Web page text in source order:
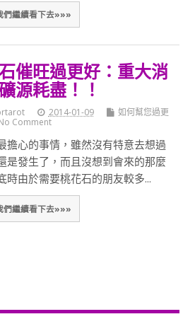
們繼續看下去»»»
催旺過更好：重大消
源耗盡！！
2014-01-09
如何幫您過更
Comment
擔心的事情，雖然沒有特意去想過
是發生了，而且沒想到會來的那麼
時由於需要桃花石的朋友較多...
們繼續看下去»»»